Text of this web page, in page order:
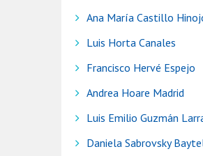
Ana María Castillo
Luis Horta Canales
Francisco Hervé Espejo
Andrea Hoare Madrid
Luis Emilio Guzmán
Daniela Sabrovsky